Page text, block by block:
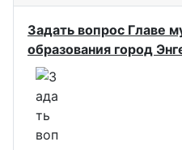
Задать вопрос Главе
образования город